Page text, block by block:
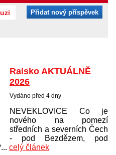
Přidat nový příspěvek
Ralsko AKTUÁLNĚ
2026
Vydáno před 4 dny
NEVEKLOVICE Co je
nového na pomezí
středních a severních Čech
- pod Bezdězem, pod
celý článek